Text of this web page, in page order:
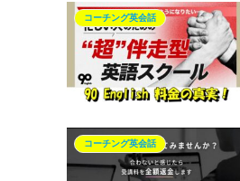
コーチング英会話
コーチング英会話